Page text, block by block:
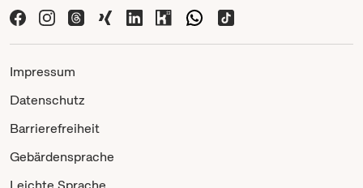
Impressum
Datenschutz
Barrierefreiheit
Gebärdensprache